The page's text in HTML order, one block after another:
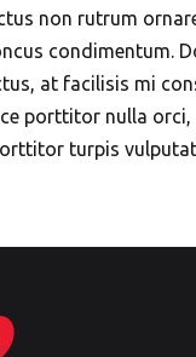
non rutrum
condimentum.
at facilisis mi
porttitor nulla
turpis